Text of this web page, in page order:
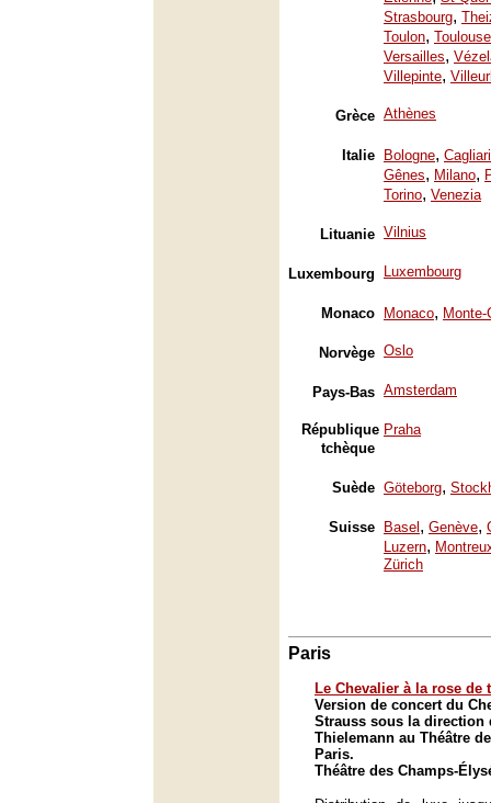
Strasbourg,
Toulon, Toulouse
Versailles,
Villepinte,
Grèce Athènes
Italie Bologne, Cagliari
Gênes, Milano,
Torino, Venezia
Lituanie Vilnius
Luxembourg Luxembourg
Monaco Monaco, Monte-
Norvège Oslo
Pays-Bas Amsterdam
République
tchèque
Praha
Suède Göteborg,
Suisse Basel , Genève,
Luzern,
Zürich
Paris
Le Chevalier à la rose
Version de concert du
Strauss sous la direction
Thielemann au Théâtre
Paris.
Théâtre des Champs-